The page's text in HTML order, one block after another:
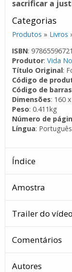
sacrificar a
Categorias
Produtos » Livros
ISBN:
Produtor:Vida
Título Original:
Código de
Código de barras
Dimensões: 160
Peso: 0.411kg
Número de
Língua: Português
Índice
Amostra
Trailer do
Comentários
Autores